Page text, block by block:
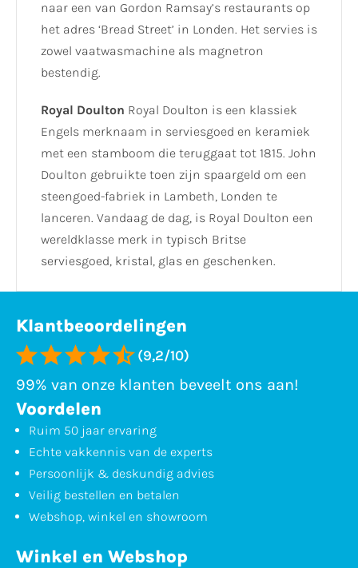
naar een van Gordon Ramsay’s restaurants op
het adres ‘Bread Street’ in Londen. Het servies is
zowel vaatwasmachine als magnetron
bestendig.
Royal Doulton Royal Doulton is een klassiek
Engels merknaam in serviesgoed en keramiek
met een stamboom die teruggaat tot 1815. John
Doulton gebruikte toen zijn spaargeld om een
steengoed-fabriek in Lambeth, Londen te
lanceren. Vandaag de dag, is Royal Doulton een
wereldklasse merk in typisch Britse
serviesgoed, kristal, glas en geschenken.
Klantbeoordelingen
(9,2/10)
99% van onze klanten beveelt ons aan!
Voordelen
Ruim 50 jaar ervaring
Echte vakkennis van de experts
Persoonlijk & deskundig advies
Veilig bestellen en betalen
Webshop, winkel en showroom
Winkel en Webshop